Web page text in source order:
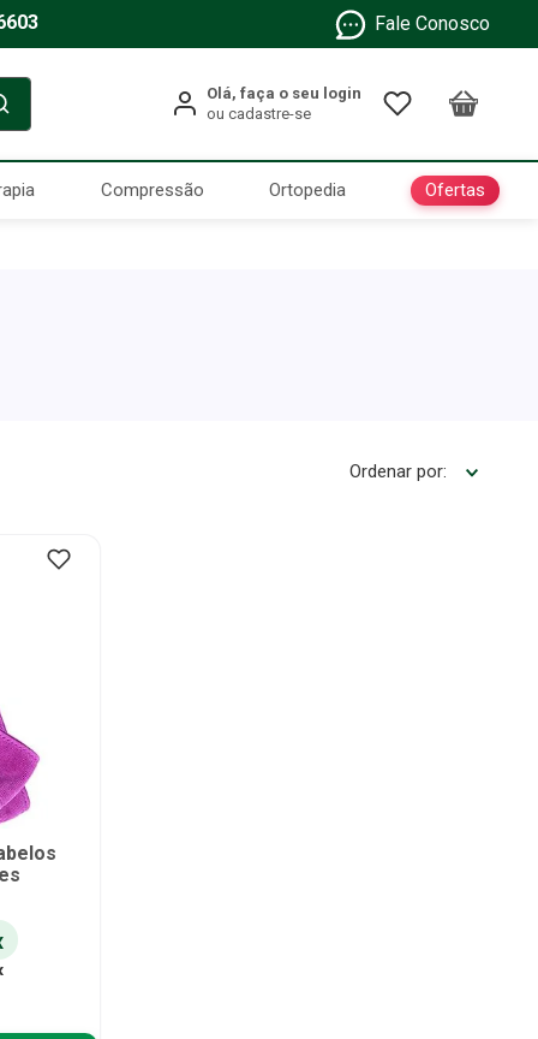
Fale Conosco
Compressão Ortopedia Ofertas
Ordenar por